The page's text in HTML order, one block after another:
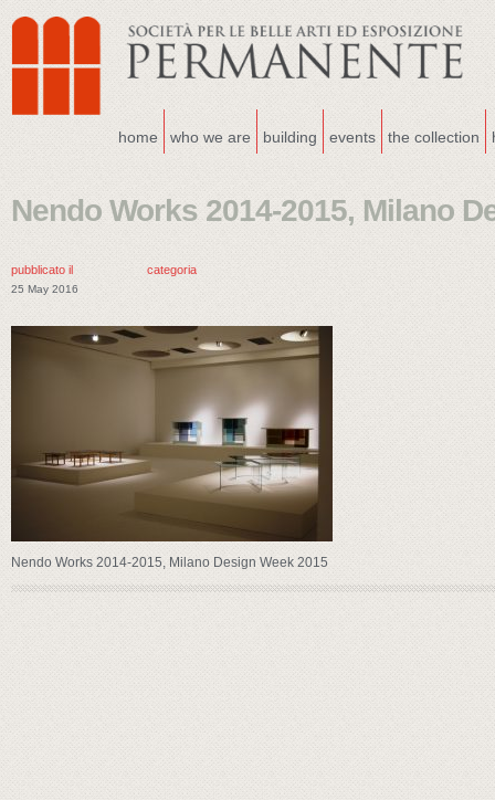
home who we are building events the collection
Nendo Works 2014-2015, Milano
pubblicato il
25 May 2016
categoria
Nendo Works 2014-2015, Milano Design Week 2015